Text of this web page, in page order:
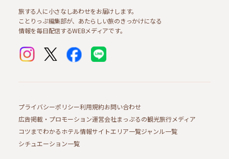
旅する人に小さなしあわせをお届けします。
ことりっぷ編集部が、あたらしい旅のきっかけになる
情報を毎日配信するWEBメディアです。
プライバシーポリシー利用規約お問い合わせ
広告掲載・プロモーション運営会社まっぷるの観光旅行メディア
コツまでわかるホテル情報サイトエリア一覧ジャンル一覧
シチュエーション一覧